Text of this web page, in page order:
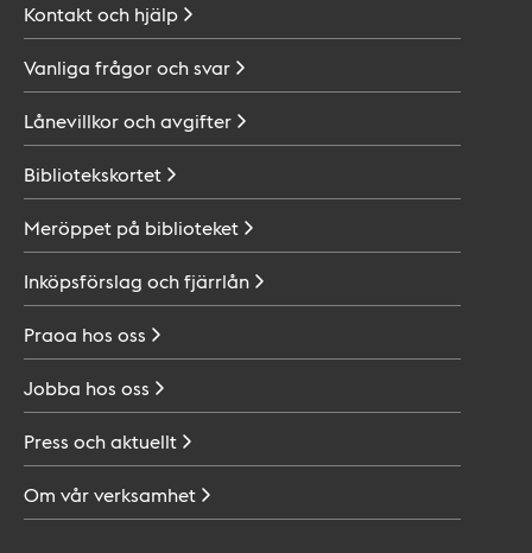
Kontakt och hjälp
Vanliga frågor ochsvar
Lånevillkor ochavgifter
Bibliotekskortet
Meröppet på biblioteket
Inköpsförslag ochfjärrlån
Praoa hos oss
Jobba hos oss
Press ochaktuellt
Om vårverksamhet